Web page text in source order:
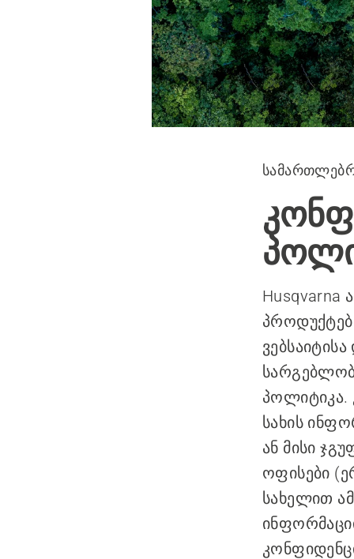
Husqvarna
პოლიტიკა.
სახის
ან მისი
ოფისები
სახელით